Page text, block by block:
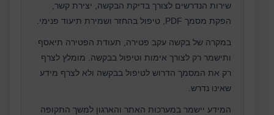
שירות הנדרשים לצורך בדיקת הבקשה, יצירת קשר,
הפקת מסמך PDF, טיפול בהחזר ושמירת תיעוד פנימי.
במקרה של בקשה עקב פטירה, תעודת הפטירה תיאסף
ותישמר רק לצורך אימות וטיפול בבקשה. מומלץ לצרף
רק את המסמך הדרוש לטיפול בבקשה ולא לצרף מידע
שאינו נדרש.
המידע יישמר במערכות האתר והארגון למשך התקופה